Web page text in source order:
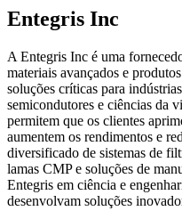
Entegris Inc
A Entegris Inc é uma
materiais avançados e
soluções críticas para
semicondutores e ciências da
permitem que os clientes
aumentem os rendimentos e
diversificado de sistemas de
lamas CMP e soluções de
Entegris em ciência e
desenvolvam soluções